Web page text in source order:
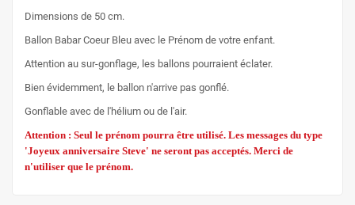
Dimensions de 50 cm.
Ballon Babar Coeur Bleu avec le Prénom de votre enfant.
Attention au sur-gonflage, les ballons pourraient éclater.
Bien évidemment, le ballon n'arrive pas gonflé.
Gonflable avec de l'hélium ou de l'air.
Attention : Seul le prénom pourra être utilisé. Les messages du type
'Joyeux anniversaire Steve' ne seront pas acceptés. Merci de
n'utiliser que le prénom.